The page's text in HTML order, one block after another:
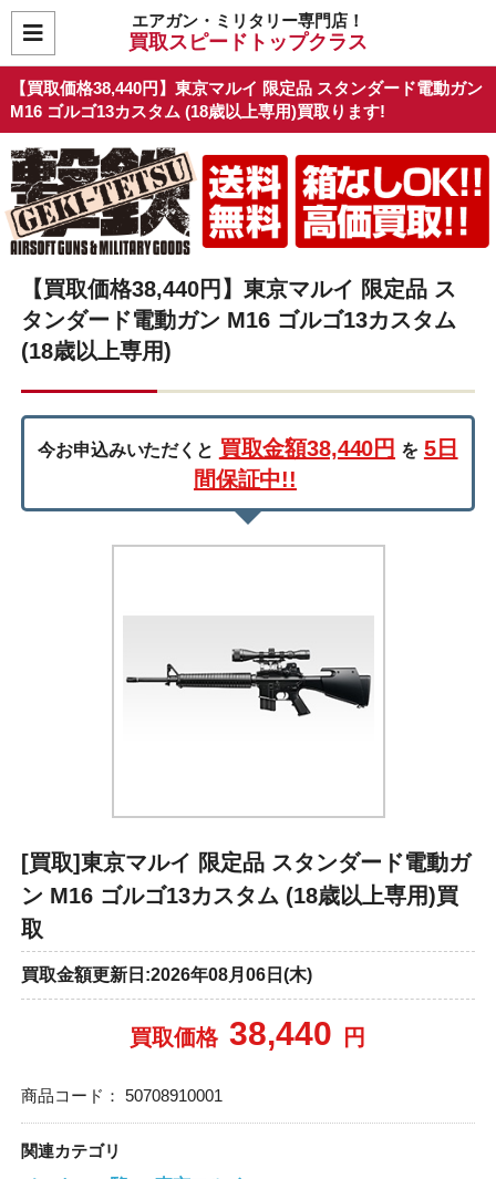
エアガン・ミリタリー専門店！
買取スピードトップクラス
【買取価格38,440円】東京マルイ 限定品 スタンダード電動ガン
M16 ゴルゴ13カスタム (18歳以上専用)買取ります!
【買取価格38,440円】東京マルイ 限定品 ス
タンダード電動ガン M16 ゴルゴ13カスタム
(18歳以上専用)
今お申込みいただくと 買取金額38,440円 を 5日
間保証中!!
[買取]東京マルイ 限定品 スタンダード電動ガ
ン M16 ゴルゴ13カスタム (18歳以上専用)買
取
買取金額更新日:2026年08月06日(木)
買取価格 38,440 円
商品コード： 50708910001
関連カテゴリ